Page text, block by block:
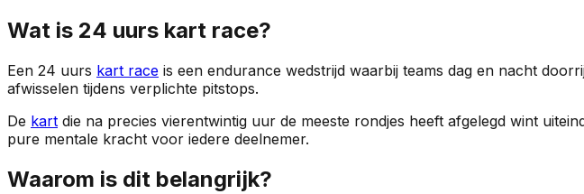
Wat is 24 uurs kart race?
Een 24 uurs kart race is een endurance wedstrijd waarbij teams dag en nacht
afwisselen tijdens verplichte pitstops.
De kart die na precies vierentwintig uur de meeste rondjes heeft afgelegd wint
pure mentale kracht voor iedere deelnemer.
Waarom is dit belangrijk?